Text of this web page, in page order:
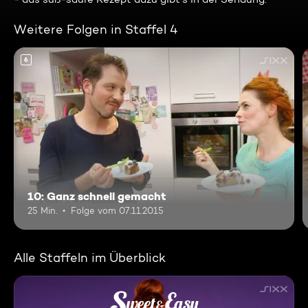
Weitere Folgen in Staffel 4
6
10: Ganz schnell gemacht
25 Min. Folge vom 07.11.2015
Alle Staffeln im Überblick